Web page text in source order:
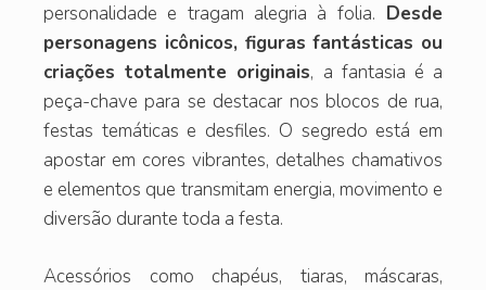
personalidade e tragam alegria à folia. Desde
personagens icônicos, figuras fantásticas ou
criações totalmente originais, a fantasia é a
peça-chave para se destacar nos blocos de rua,
festas temáticas e desfiles. O segredo está em
apostar em cores vibrantes, detalhes chamativos
e elementos que transmitam energia, movimento e
diversão durante toda a festa.
Acessórios como chapéus, tiaras, máscaras,